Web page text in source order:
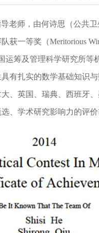
师，由何诗思（公共
一等奖（Meritorious
及管理科学研究所等
有扎实的数学基础知识
、英国、瑞典、西班牙
、学术研究影响力的评